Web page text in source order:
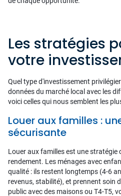
Les stratégies
votre
Quel type d'investissement
données du marché local avec les
voici celles qui nous semblent les
Louer aux familles :
sécurisante
Louer aux familles est une stratégie
rendement. Les ménages avec
qualité : ils restent longtemps (4-6
revenus, stabilité), et prennent soin
public avec des maisons ou T4-T5,